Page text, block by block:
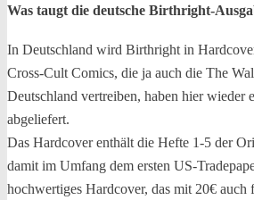
Was taugt die deutsche Birthright-
In Deutschland wird Birthright in
Cross-Cult Comics, die ja auch die The
Deutschland vertreiben, haben hier wieder
abgeliefert.
Das Hardcover enthält die Hefte 1-5 der
damit im Umfang dem ersten US-
hochwertiges Hardcover, das mit 20€ auch